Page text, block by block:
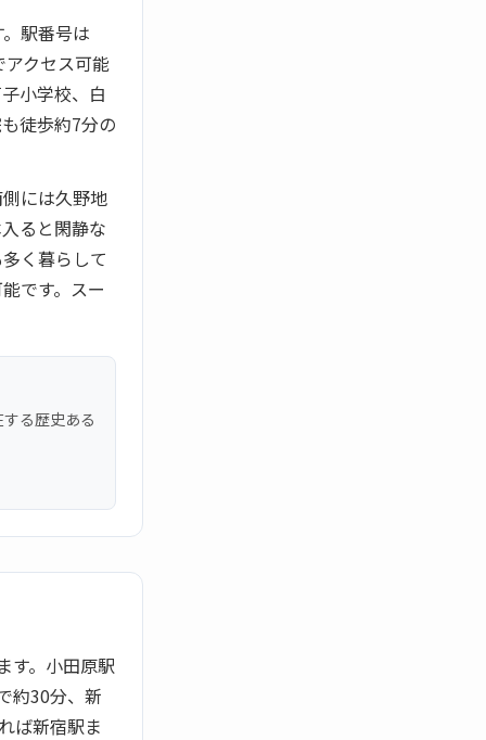
駅番号は
クセス可能
小学校、白
徒歩約7分の
には久野地
ると閑静な
く暮らして
です。スー
る歴史ある
す。小田原駅
約30分、新
ば新宿駅ま